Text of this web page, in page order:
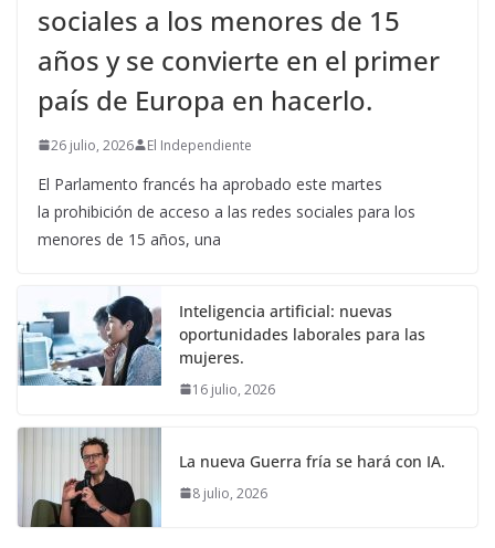
sociales a los menores de 15
años y se convierte en el primer
país de Europa en hacerlo.
26 julio, 2026 El Independiente
El Parlamento francés ha aprobado este martes
la prohibición de acceso a las redes sociales para los
menores de 15 años, una
Inteligencia artificial: nuevas
oportunidades laborales para las
mujeres.
16 julio, 2026
La nueva Guerra fría se hará con IA.
8 julio, 2026